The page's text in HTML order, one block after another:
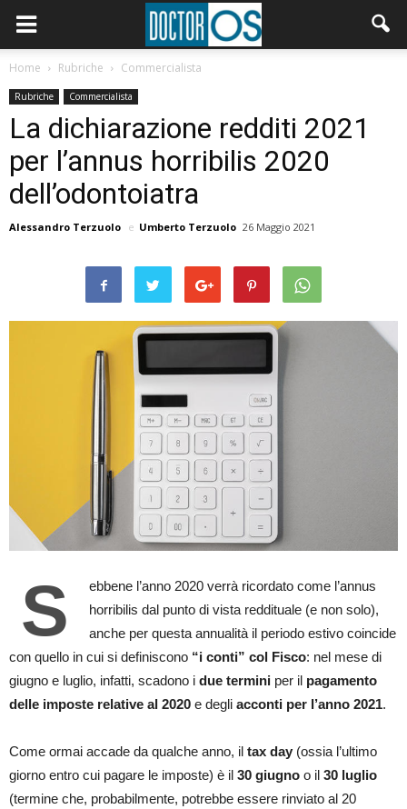
Home Rubriche Commercialista
Rubriche Commercialista
La dichiarazione redditi 2021
per l’annus horribilis 2020
dell’odontoiatra
Alessandro Terzuolo e Umberto Terzuolo 26 Maggio 2021
S
ebbene l’anno 2020 verrà ricordato come l’annus
horribilis dal punto di vista reddituale (e non solo),
anche per questa annualità il periodo estivo coincide
con quello in cui si definiscono “i conti” col Fisco: nel mese di
giugno e luglio, infatti, scadono i due termini per il pagamento
delle imposte relative al 2020 e degli acconti per l’anno 2021.
Come ormai accade da qualche anno, il tax day (ossia l’ultimo
giorno entro cui pagare le imposte) è il 30 giugno o il 30 luglio
(termine che, probabilmente, potrebbe essere rinviato al 20